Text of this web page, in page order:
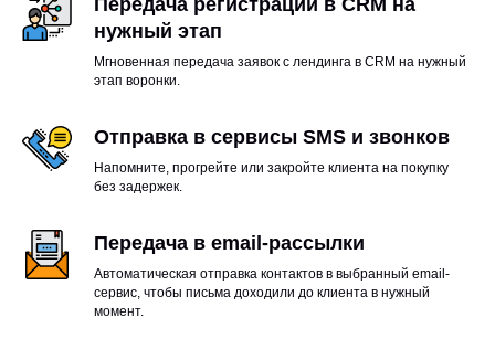
нужный этап
Мгновенная передача заявок с лендинга в CRM на нужный
этап воронки.
Отправка в сервисы SMS и звонков
Напомните, прогрейте или закройте клиента на покупку
без задержек.
Передача в email-рассылки
Автоматическая отправка контактов в выбранный email-
сервис, чтобы письма доходили до клиента в нужный
момент.